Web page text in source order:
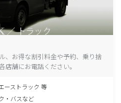
、お得な割引料金や予約、乗り捨
店舗にお電話ください。
ーストラック 等
・バスなど